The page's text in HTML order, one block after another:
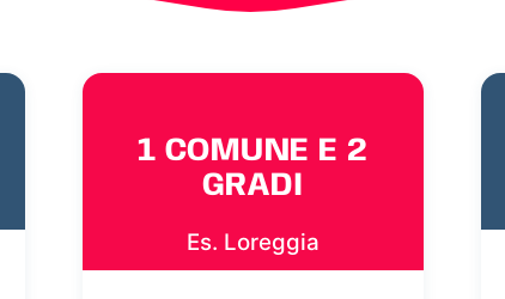
1 COMUNE E 2
GRADI
Es. Loreggia